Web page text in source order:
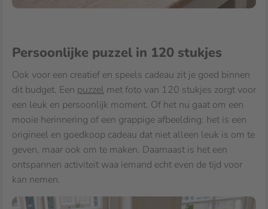
Persoonlijke puzzel in 120 stukjes
Ook voor een creatief en speels cadeau zit je goed binnen
dit budget. Een puzzel met foto van 120 stukjes zorgt voor
een leuk en persoonlijk moment. Of het nu gaat om een
mooie herinnering of een grappige afbeelding: het is een
origineel en goedkoop cadeau dat niet alleen leuk is om te
geven, maar ook om te maken. Daarnaast is het een
ontspannen activiteit waa iemand echt even de tijd voor
kan nemen.